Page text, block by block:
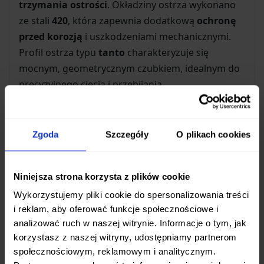
Zgoda Szczegóły O plikach cookies
Niniejsza strona korzysta z plików cookie
Wykorzystujemy pliki cookie do spersonalizowania treści
i reklam, aby oferować funkcje społecznościowe i
analizować ruch w naszej witrynie. Informacje o tym, jak
korzystasz z naszej witryny, udostępniamy partnerom
społecznościowym, reklamowym i analitycznym.
trzymania ostrości. Okładziny ostrza wykonano
ze stali 420, która zapewnia dodatkową ochronę
przed korozją i uszkodzeniami mechanicznymi.
Profil ostrza typu tanto charakteryzuje się
mocnym, geometrycznym czubkiem, idealnym do
precyzyjnego cięcia i przebijania.
Rękojeść noża o długości100 mm
została
wykonana z wytrzymałego materiału
komfortowy chwyt niezależnie od warunków,
nawet gdy dłoń jest wilgotna lub brudna. Ostrze o
długości80 mmjest optymalnie wyważone między
precyzją a wszechstronnością zastosowań. Za
bezpieczeństwo użytkowania odpowiada solidna